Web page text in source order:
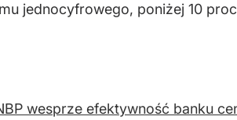
jednocyfrowego, poniżej 10
wesprze efektywność banku